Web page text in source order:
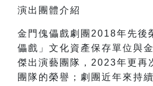
演出團體介紹
金門傀儡戲劇團2018年先後
儡戲」文化資產保存單位與
傑出演藝團隊，2023年更再
團隊的榮譽；劇團近年來持